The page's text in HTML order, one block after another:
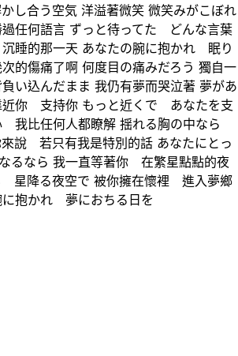
し合う空気 洋溢著微笑 微笑みがこぼれ
任何語言 ずっと待ってた どんな言葉
睡的那一天 あなたの腕に抱かれ 眠り
的傷痛了啊 何度目の痛みだろう 獨自一
い込んだまま 我仍有夢而哭泣著 夢があ
近你 支持你 もっと近くで あなたを支
我比任何人都瞭解 揺れる胸の中なら
說 若只有我是特別的話 あなたにとっ
るなら 我一直等著你 在繁星點點的夜
星降る夜空で 被你擁在懷裡 進入夢鄉
に抱かれ 夢におちる日を